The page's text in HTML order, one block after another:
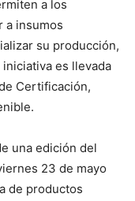
a los
a insumos
su producción,
es llevada
Certificación,
una edición del
23 de mayo
de productos